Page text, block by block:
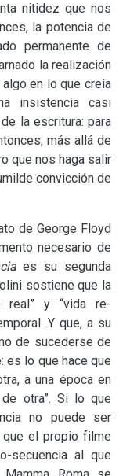
nitidez que nos
la potencia de
permanente de
la realización
en lo que creía
insistencia casi
la escritura: para
más allá de
que nos haga salir
convicción de
de George Floyd
necesario de
es su segunda
sostiene que la
real” y “vida re-
Y que, a su
de sucederse de
es lo que hace que
a una época en
otra”. Si lo que
no puede ser
que el propio filme
secuencia al que